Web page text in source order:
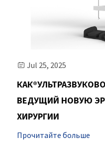
 Jul 25, 2025
ВЕДУЩИЙ НОВУЮ
ХИРУРГИИ
Прочитайте больше